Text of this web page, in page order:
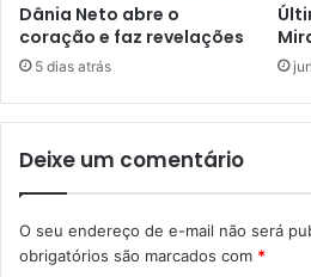
Dânia Neto abre o
coração e faz revelações
5 dias atrás
Deixe um comentário
O seu endereço de e-mail não será
obrigatórios são marcados com *